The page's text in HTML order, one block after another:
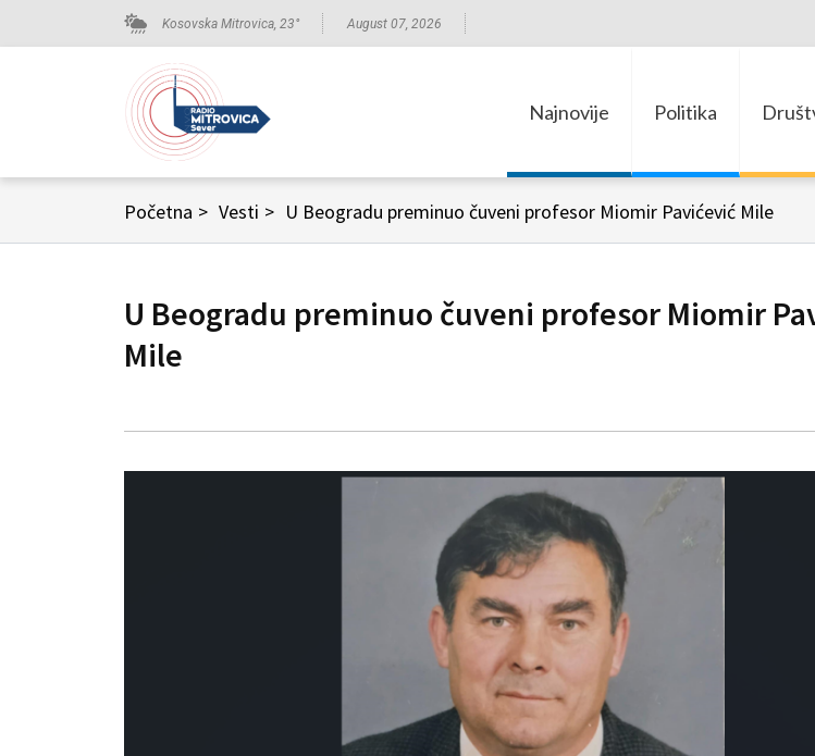
Kosovska Mitrovica, 23° August 07, 2026
Najnovije Politika
Početna > Vesti > U Beogradu preminuo čuveni profesor Miomir Pavićević Mile
U Beogradu preminuo čuveni profesor Miomir
Mile